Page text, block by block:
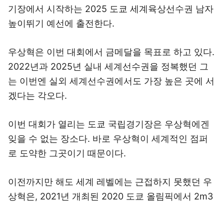
기장에서 시작하는 2025 도쿄 세계육상선수권 남자
높이뛰기 예선에 출전한다.
우상혁은 이번 대회에서 금메달을 목표로 하고 있다.
2022년과 2025년 실내 세계선수권을 정복했던 그
는 이번엔 실외 세계선수권에서도 가장 높은 곳에 서
겠다는 각오다.
이번 대회가 열리는 도쿄 국립경기장은 우상혁에겐
잊을 수 없는 장소다. 바로 우상혁이 세계적인 점퍼
로 도약한 그곳이기 때문이다.
이전까지만 해도 세계 레벨에는 근접하지 못했던 우
상혁은, 2021년 개최된 2020 도쿄 올림픽에서 2m3